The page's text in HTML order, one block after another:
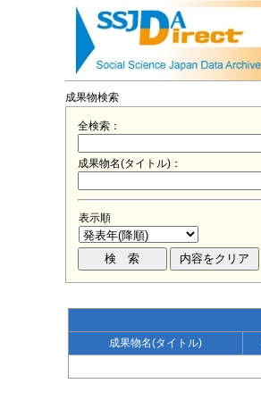
成果物検索
全検索：
成果物名(タイトル)：
表示順
成果物名(タイトル)